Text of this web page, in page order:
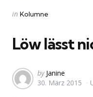
Categories
Posted
in Kolumne
Löw lässt
Posted
by
by Janine
30. März 2015